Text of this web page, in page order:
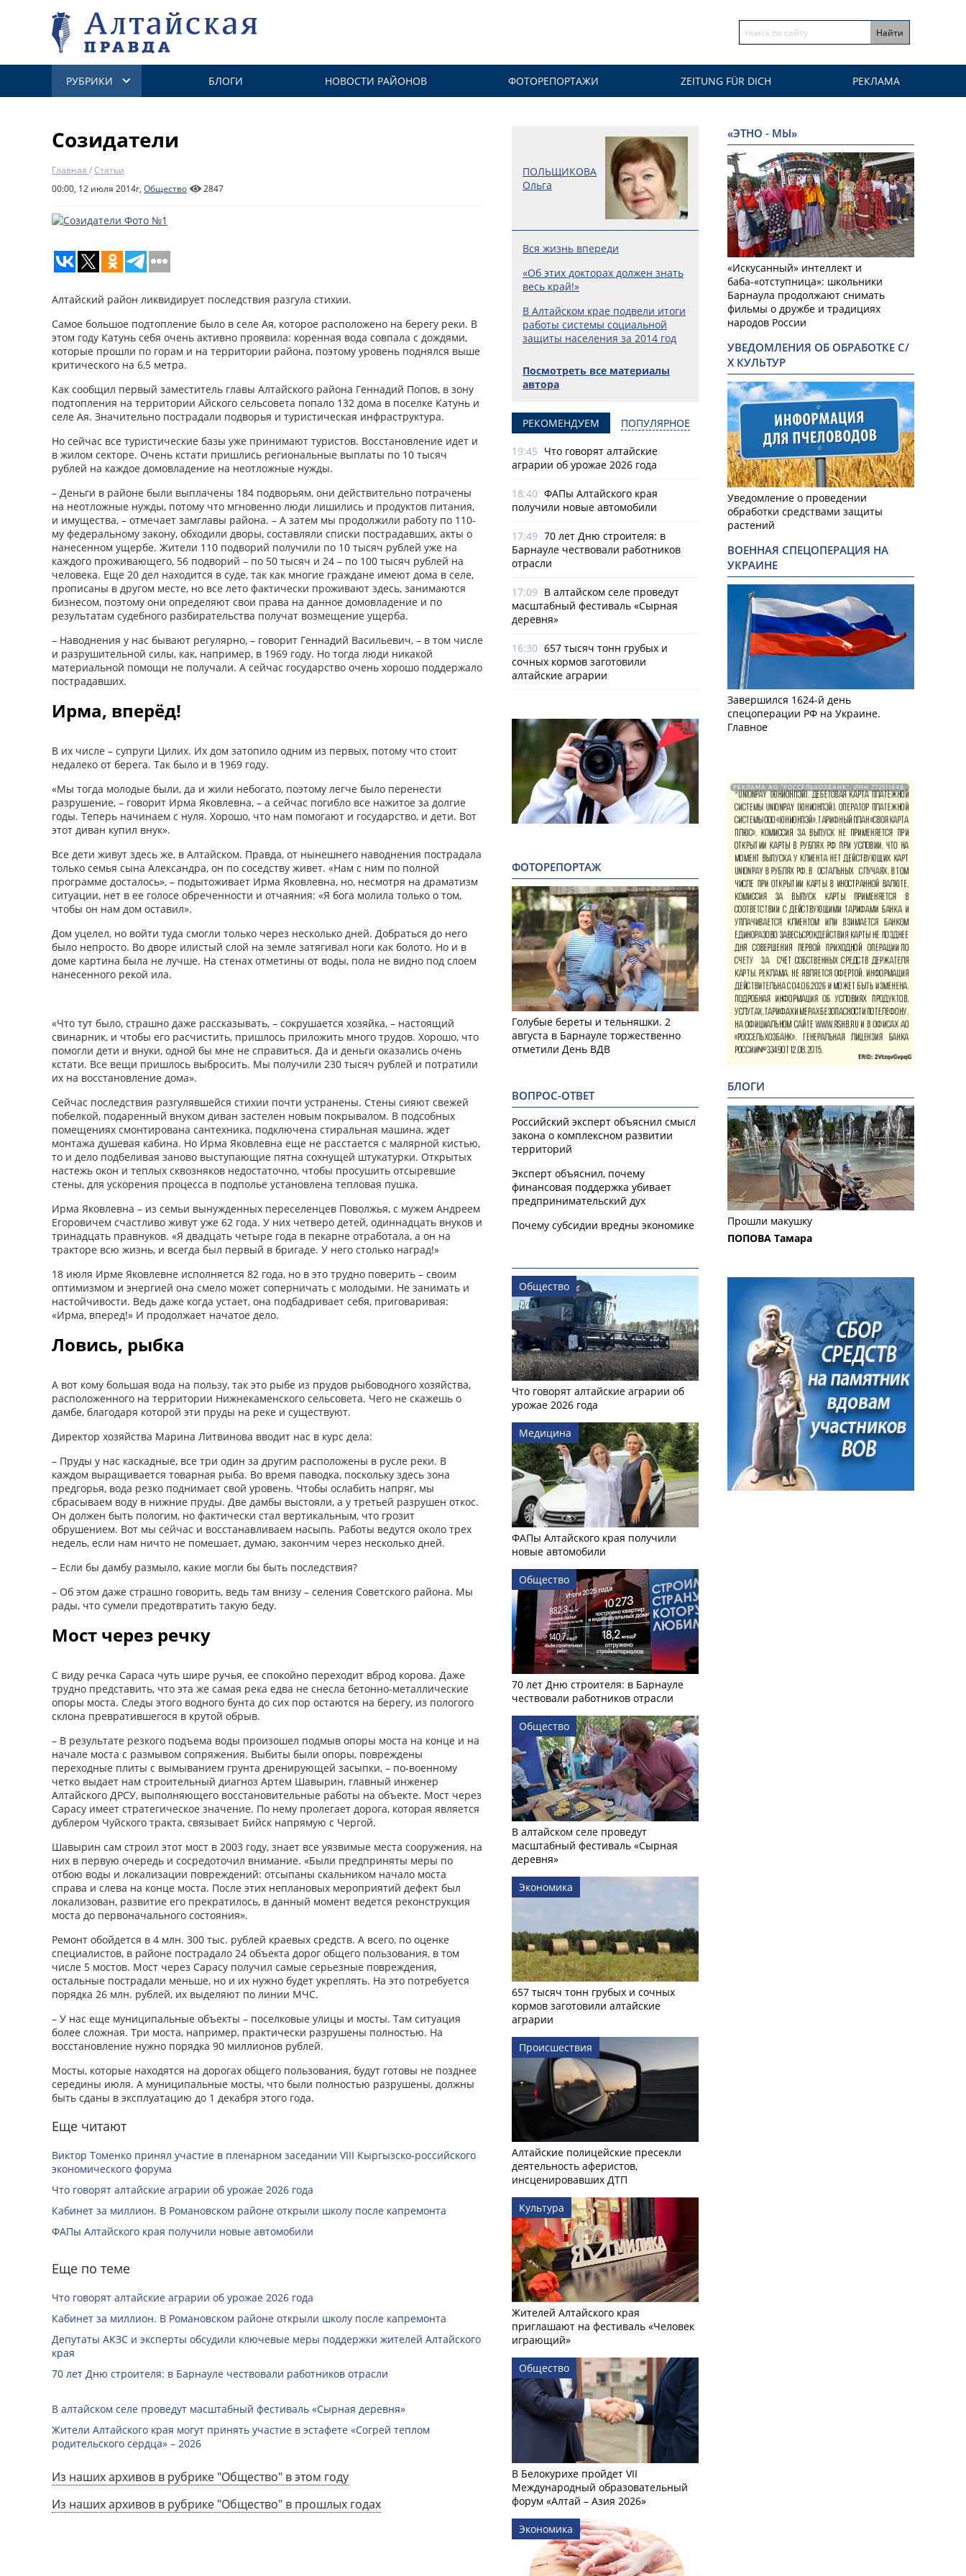
РУБРИКИ БЛОГИ НОВОСТИ РАЙОНОВ ФОТОРЕПОРТАЖИ ZEITUNG FÜR DICH РЕКЛАМА
Созидатели
Главная /Статьи
00:00, 12 июля 2014г, Общество 2847
Алтайский район ликвидирует последствия разгула стихии.
Самое большое подтопление было в селе Ая, которое расположено на берегу реки. В
этом году Катунь себя очень активно проявила: коренная вода совпала с дождями,
которые прошли по горам и на территории района, поэтому уровень поднялся выше
критического на 6,5 метра.
Как сообщил первый заместитель главы Алтайского района Геннадий Попов, в зону
подтопления на территории Айского сельсовета попало 132 дома в поселке Катунь и
селе Ая. Значительно пострадали подворья и туристическая инфраструктура.
Но сейчас все туристические базы уже принимают туристов. Восстановление идет и
в жилом секторе. Очень кстати пришлись региональные выплаты по 10 тысяч
рублей на каждое домовладение на неотложные нужды.
– Деньги в районе были выплачены 184 подворьям, они действительно потрачены
на неотложные нужды, потому что мгновенно люди лишились и продуктов питания,
и имущества, – отмечает замглавы района. – А затем мы продолжили работу по 110-
му федеральному закону, обходили дворы, составляли списки пострадавших, акты о
нанесенном ущербе. Жители 110 подворий получили по 10 тысяч рублей уже на
каждого проживающего, 56 подворий – по 50 тысяч и 24 – по 100 тысяч рублей на
человека. Еще 20 дел находится в суде, так как многие граждане имеют дома в селе,
прописаны в другом месте, но все лето фактически проживают здесь, занимаются
бизнесом, поэтому они определяют свои права на данное домовладение и по
результатам судебного разбирательства получат возмещение ущерба.
– Наводнения у нас бывают регулярно, – говорит Геннадий Васильевич, – в том числе
и разрушительной силы, как, например, в 1969 году. Но тогда люди никакой
материальной помощи не получали. А сейчас государство очень хорошо поддержало
пострадавших.
Ирма, вперёд!
В их числе – супруги Цилих. Их дом затопило одним из первых, потому что стоит
недалеко от берега. Так было и в 1969 году.
«Мы тогда молодые были, да и жили небогато, поэтому легче было перенести
разрушение, – говорит Ирма Яковлевна, – а сейчас погибло все нажитое за долгие
годы. Теперь начинаем с нуля. Хорошо, что нам помогают и государство, и дети. Вот
этот диван купил внук».
Все дети живут здесь же, в Алтайском. Правда, от нынешнего наводнения пострадала
только семья сына Александра, он по соседству живет. «Нам с ним по полной
программе досталось», – подытоживает Ирма Яковлевна, но, несмотря на драматизм
ситуации, нет в ее голосе обреченности и отчаяния: «Я бога молила только о том,
чтобы он нам дом оставил».
Дом уцелел, но войти туда смогли только через несколько дней. Добраться до него
было непросто. Во дворе илистый слой на земле затягивал ноги как болото. Но и в
доме картина была не лучше. На стенах отметины от воды, пола не видно под слоем
нанесенного рекой ила.
«Что тут было, страшно даже рассказывать, – сокрушается хозяйка, – настоящий
свинарник, и чтобы его расчистить, пришлось приложить много трудов. Хорошо, что
помогли дети и внуки, одной бы мне не справиться. Да и деньги оказались очень
кстати. Все вещи пришлось выбросить. Мы получили 230 тысяч рублей и потратили
их на восстановление дома».
Сейчас последствия разгулявшейся стихии почти устранены. Стены сияют свежей
побелкой, подаренный внуком диван застелен новым покрывалом. В подсобных
помещениях смонтирована сантехника, подключена стиральная машина, ждет
монтажа душевая кабина. Но Ирма Яковлевна еще не расстается с малярной кистью,
то и дело подбеливая заново выступающие пятна сохнущей штукатурки. Открытых
настежь окон и теплых сквозняков недостаточно, чтобы просушить отсыревшие
стены, для ускорения процесса в подполье установлена тепловая пушка.
Ирма Яковлевна – из семьи вынужденных переселенцев Поволжья, с мужем Андреем
Егоровичем счастливо живут уже 62 года. У них четверо детей, одиннадцать внуков и
тринадцать правнуков. «Я двадцать четыре года в пекарне отработала, а он на
тракторе всю жизнь, и всегда был первый в бригаде. У него столько наград!»
18 июля Ирме Яковлевне исполняется 82 года, но в это трудно поверить – своим
оптимизмом и энергией она смело может соперничать с молодыми. Не занимать и
настойчивости. Ведь даже когда устает, она подбадривает себя, приговаривая:
«Ирма, вперед!» И продолжает начатое дело.
Ловись, рыбка
А вот кому большая вода на пользу, так это рыбе из прудов рыбоводного хозяйства,
расположенного на территории Нижнекаменского сельсовета. Чего не скажешь о
дамбе, благодаря которой эти пруды на реке и существуют.
Директор хозяйства Марина Литвинова вводит нас в курс дела:
– Пруды у нас каскадные, все три один за другим расположены в русле реки. В
каждом выращивается товарная рыба. Во время паводка, поскольку здесь зона
предгорья, вода резко поднимает свой уровень. Чтобы ослабить напряг, мы
сбрасываем воду в нижние пруды. Две дамбы выстояли, а у третьей разрушен откос.
Он должен быть пологим, но фактически стал вертикальным, что грозит
обрушением. Вот мы сейчас и восстанавливаем насыпь. Работы ведутся около трех
недель, если нам ничто не помешает, думаю, закончим через несколько дней.
– Если бы дамбу размыло, какие могли бы быть последствия?
– Об этом даже страшно говорить, ведь там внизу – селения Советского района. Мы
рады, что сумели предотвратить такую беду.
Мост через речку
С виду речка Сараса чуть шире ручья, ее спокойно переходит вброд корова. Даже
трудно представить, что эта же самая река едва не снесла бетонно-металлические
опоры моста. Следы этого водного бунта до сих пор остаются на берегу, из пологого
склона превратившегося в крутой обрыв.
– В результате резкого подъема воды произошел подмыв опоры моста на конце и на
начале моста с размывом сопряжения. Выбиты были опоры, повреждены
переходные плиты с вымыванием грунта дренирующей засыпки, – по-военному
четко выдает нам строительный диагноз Артем Шавырин, главный инженер
Алтайского ДРСУ, выполняющего восстановительные работы на объекте. Мост через
Сарасу имеет стратегическое значение. По нему пролегает дорога, которая является
дублером Чуйского тракта, связывает Бийск напрямую с Чергой.
Шавырин сам строил этот мост в 2003 году, знает все уязвимые места сооружения, на
них в первую очередь и сосредоточил внимание. «Были предприняты меры по
отбою воды и локализации повреждений: отсыпаны скальником начало моста
справа и слева на конце моста. После этих неплановых мероприятий дефект был
локализован, развитие его прекратилось, в данный момент ведется реконструкция
моста до первоначального состояния».
Ремонт обойдется в 4 млн. 300 тыс. рублей краевых средств. А всего, по оценке
специалистов, в районе пострадало 24 объекта дорог общего пользования, в том
числе 5 мостов. Мост через Сарасу получил самые серьезные повреждения,
остальные пострадали меньше, но и их нужно будет укреплять. На это потребуется
порядка 26 млн. рублей, их выделяют по линии МЧС.
– У нас еще муниципальные объекты – поселковые улицы и мосты. Там ситуация
более сложная. Три моста, например, практически разрушены полностью. На
восстановление нужно порядка 90 миллионов рублей.
Мосты, которые находятся на дорогах общего пользования, будут готовы не позднее
середины июля. А муниципальные мосты, что были полностью разрушены, должны
быть сданы в эксплуатацию до 1 декабря этого года.
Еще читают
Виктор Томенко принял участие в пленарном заседании VIII Кыргызско-российского
экономического форума
Что говорят алтайские аграрии об урожае 2026 года
Кабинет за миллион. В Романовском районе открыли школу после капремонта
ФАПы Алтайского края получили новые автомобили
Еще по теме
Что говорят алтайские аграрии об урожае 2026 года
Кабинет за миллион. В Романовском районе открыли школу после капремонта
Депутаты АКЗС и эксперты обсудили ключевые меры поддержки жителей Алтайского
края
70 лет Дню строителя: в Барнауле чествовали работников отрасли
В алтайском селе проведут масштабный фестиваль «Сырная деревня»
Жители Алтайского края могут принять участие в эстафете «Согрей теплом
родительского сердца» – 2026
Из наших архивов в рубрике "Общество" в этом году
Из наших архивов в рубрике "Общество" в прошлых годах
ПОЛЬЩИКОВА
Ольга
Вся жизнь впереди
«Об этих докторах должен знать
весь край!»
В Алтайском крае подвели итоги
работы системы социальной
защиты населения за 2014 год
Посмотреть все материалы
автора
РЕКОМЕНДУЕМ ПОПУЛЯРНОЕ
19:45 Что говорят алтайские
аграрии об урожае 2026 года
18:40 ФАПы Алтайского края
получили новые автомобили
17:49 70 лет Дню строителя: в
Барнауле чествовали работников
отрасли
17:09 В алтайском селе проведут
масштабный фестиваль «Сырная
деревня»
16:30 657 тысяч тонн грубых и
сочных кормов заготовили
алтайские аграрии
ФОТОРЕПОРТАЖ
Голубые береты и тельняшки. 2
августа в Барнауле торжественно
отметили День ВДВ
ВОПРОС-ОТВЕТ
Российский эксперт объяснил смысл
закона о комплексном развитии
территорий
Эксперт объяснил, почему
финансовая поддержка убивает
предпринимательский дух
Почему субсидии вредны экономике
Общество
Что говорят алтайские аграрии об
урожае 2026 года
Медицина
ФАПы Алтайского края получили
новые автомобили
Общество
70 лет Дню строителя: в Барнауле
чествовали работников отрасли
Общество
В алтайском селе проведут
масштабный фестиваль «Сырная
деревня»
Экономика
657 тысяч тонн грубых и сочных
кормов заготовили алтайские
аграрии
Происшествия
Алтайские полицейские пресекли
деятельность аферистов,
инсценировавших ДТП
Культура
Жителей Алтайского края
приглашают на фестиваль «Человек
играющий»
Общество
В Белокурихе пройдет VII
Международный образовательный
форум «Алтай – Азия 2026»
Экономика
«ЭТНО - МЫ»
«Искусанный» интеллект и
баба-«отступница»: школьники
Барнаула продолжают снимать
фильмы о дружбе и традициях
народов России
УВЕДОМЛЕНИЯ ОБ ОБРАБОТКЕ С/
Х КУЛЬТУР
Уведомление о проведении
обработки средствами защиты
растений
ВОЕННАЯ СПЕЦОПЕРАЦИЯ НА
УКРАИНЕ
Завершился 1624-й день
спецоперации РФ на Украине.
Главное
РЕКЛАМА АО "РОССЕЛЬХОЗБАНК". ИНН 772511448.
БЛОГИ
Прошли макушку
ПОПОВА Тамара